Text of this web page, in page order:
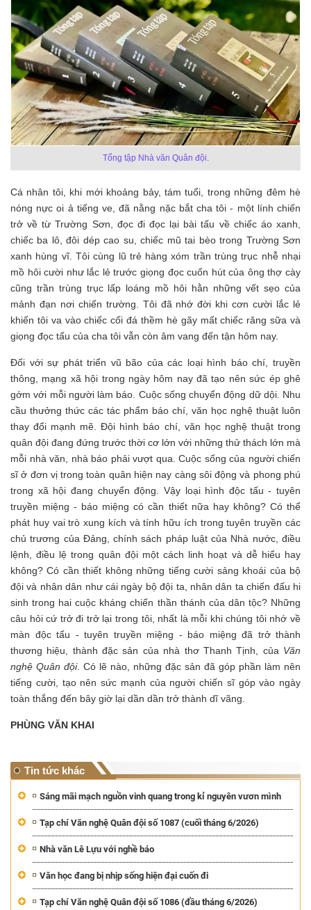
Tổng tập Nhà văn Quân đội.
Cá nhân tôi, khi mới khoảng bảy, tám tuổi, trong những đêm hè
nóng nực oi ả tiếng ve, đã nằng nặc bắt cha tôi - một lính chiến
trở về từ Trường Sơn, đọc đi đọc lại bài tấu về chiếc áo xanh,
chiếc ba lô, đôi dép cao su, chiếc mũ tai bèo trong Trường Sơn
xanh hùng vĩ. Tôi cùng lũ trẻ hàng xóm trần trùng trục nhễ nhại
mồ hôi cười như lắc lẻ trước giọng đọc cuốn hút của ông thợ cày
cũng trần trùng trục lấp loáng mồ hôi hằn những vết sẹo của
mảnh đạn nơi chiến trường. Tôi đã nhớ đời khi cơn cười lắc lẻ
khiến tôi va vào chiếc cối đá thềm hè gãy mất chiếc răng sữa và
giọng đọc tấu của cha tôi vẫn còn âm vang đến tận hôm nay.
Đối với sự phát triển vũ bão của các loại hình báo chí, truyền
thông, mạng xã hội trong ngày hôm nay đã tạo nên sức ép ghê
gớm với mỗi người làm báo. Cuộc sống chuyển động dữ dội. Nhu
cầu thưởng thức các tác phẩm báo chí, văn học nghệ thuật luôn
thay đổi mạnh mẽ. Đội hình báo chí, văn học nghệ thuật trong
quân đội đang đứng trước thời cơ lớn với những thử thách lớn mà
mỗi nhà văn, nhà báo phải vượt qua. Cuộc sống của người chiến
sĩ ở đơn vị trong toàn quân hiện nay càng sôi động và phong phú
trong xã hội đang chuyển động. Vậy loại hình độc tấu - tuyên
truyền miệng - báo miệng có cần thiết nữa hay không? Có thể
phát huy vai trò xung kích và tính hữu ích trong tuyên truyền các
chủ trương của Đảng, chính sách pháp luật của Nhà nước, điều
lệnh, điều lệ trong quân đội một cách linh hoạt và dễ hiểu hay
không? Có cần thiết không những tiếng cười sảng khoái của bộ
đội và nhân dân như cái ngày bộ đội ta, nhân dân ta chiến đấu hi
sinh trong hai cuộc kháng chiến thần thánh của dân tộc? Những
câu hỏi cứ trở đi trở lại trong tôi, nhất là mỗi khi chúng tôi nhớ về
màn độc tấu - tuyên truyền miệng - báo miệng đã trở thành
thương hiệu, thành đặc sản của nhà thơ Thanh Tịnh, của Văn
nghệ Quân đội. Có lẽ nào, những đặc sản đã góp phần làm nên
tiếng cười, tạo nên sức mạnh của người chiến sĩ góp vào ngày
toàn thắng đến bây giờ lại dần dần trở thành dĩ vãng.
PHÙNG VĂN KHAI
Tin tức khác
Sáng mãi mạch nguồn vinh quang trong kỉ nguyên vươn mình
Tạp chí Văn nghệ Quân đội số 1087 (cuối tháng 6/2026)
Nhà văn Lê Lựu với nghề báo
Văn học đang bị nhịp sống hiện đại cuốn đi
Tạp chí Văn nghệ Quân đội số 1086 (đầu tháng 6/2026)